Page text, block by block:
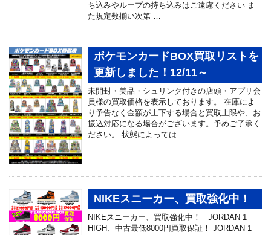
ち込みやループの持ち込みはご遠慮ください ま
た規定数揃い次第 …
ポケモンカードBOX買取リストを
更新しました！12/11～
未開封・美品・シュリンク付きの店頭・アプリ会
員様の買取価格を表示しております。 在庫によ
り予告なく金額が上下する場合と買取上限や、お
振込対応になる場合がございます。予めご了承く
ださい。 状態によっては …
NIKEスニーカー、買取強化中！
NIKEスニーカー、買取強化中！ JORDAN 1
HIGH、中古最低8000円買取保証！ JORDAN 1